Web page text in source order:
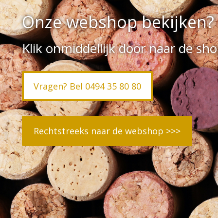
Onze webshop bekijken?
Klik onmiddellijk door naar de